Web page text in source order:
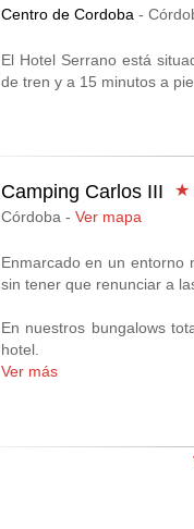
Córdoba se halla a 25
Centro de Cordoba -
El Hotel Serrano está
de tren y a 15 minutos a
Camping Carlos III ★
Córdoba - Ver mapa
Enmarcado en un entorno
sin tener que renunciar a
En nuestros bungalows
hotel.
como en casa. Son
Ver más